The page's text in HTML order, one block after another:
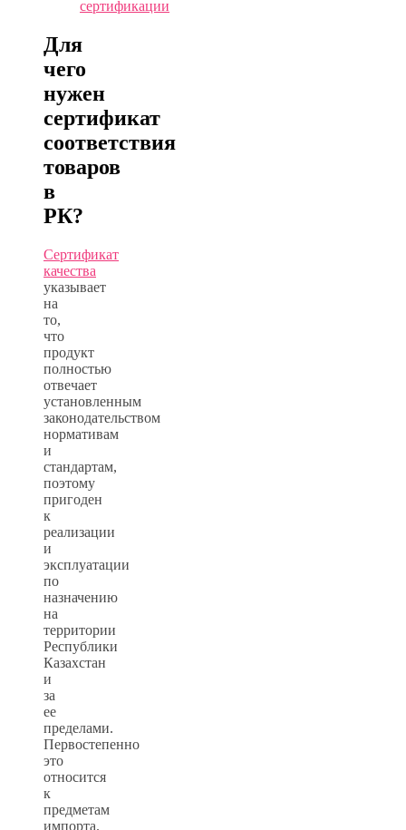
сертификации
Для
чего
нужен
сертификат
соответствия
товаров
в
РК?
Сертификат
качества
указывает
на
то,
что
продукт
полностью
отвечает
установленным
законодательством
нормативам
и
стандартам,
поэтому
пригоден
к
реализации
и
эксплуатации
по
назначению
на
территории
Республики
Казахстан
и
за
ее
пределами.
Первостепенно
это
относится
к
предметам
импорта.